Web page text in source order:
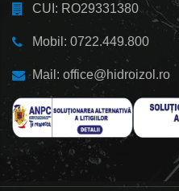
CUI: RO29331380
Mobil: 0722.449.800
Mail: office@hidroizol.ro